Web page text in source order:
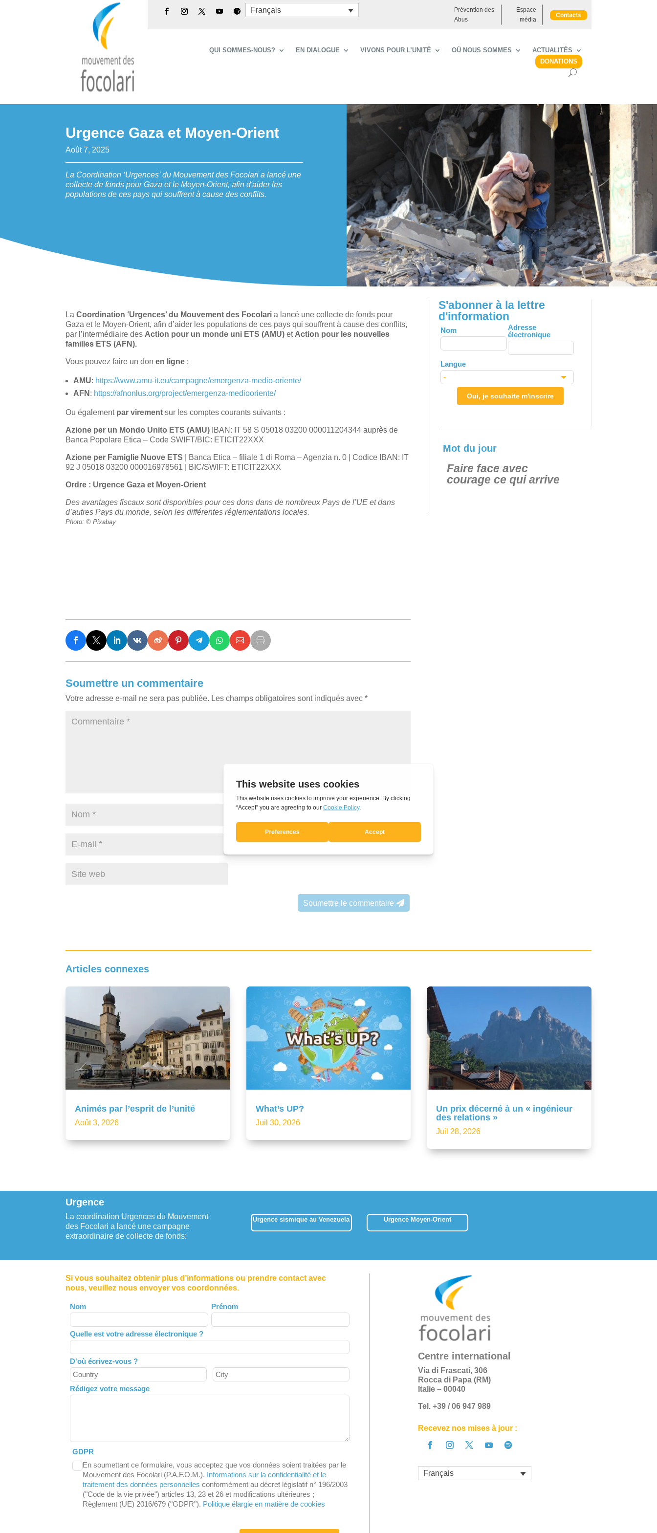
Français
Prévention des
Abus
Espace
média
Contacts
QUI SOMMES-NOUS? EN DIALOGUE VIVONS POUR L’UNITÉ OÙ NOUS SOMMES
ACTUALITÉS
DONATIONS
Urgence Gaza et Moyen-Orient
Août 7, 2025
La Coordination ‘Urgences’ du Mouvement des Focolari a lancé une
collecte de fonds pour Gaza et le Moyen-Orient, afin d'aider les
populations de ces pays qui souffrent à cause des conflits.
LaCoordination ‘Urgences’ du Mouvement des Focolaria lancé une collecte de fonds pour
Gaza et le Moyen-Orient, afin d’aider les populations de ces pays qui souffrent à cause des conflits,
par l’intermédiaire des Action pour un monde uni ETS (AMU) et Action pour les nouvelles
familles ETS (AFN).
Vous pouvez faire un donen ligne :
AMU: https://www.amu-it.eu/campagne/emergenza-medio-oriente/
AFN : https://afnonlus.org/project/emergenza-mediooriente/
Ou également par virement sur les comptes courants suivants :
Azione per un Mondo Unito ETS (AMU) IBAN: IT 58 S 05018 03200 000011204344 auprès de
Banca Popolare Etica – Code SWIFT/BIC: ETICIT22XXX
Azione per Famiglie Nuove ETS
| Banca Etica – filiale 1 di Roma – Agenzia n. 0 | Codice IBAN: IT
92 J 05018 03200 000016978561 | BIC/SWIFT: ETICIT22XXX
Ordre : Urgence Gaza et Moyen-Orient
Des avantages fiscaux sont disponibles pour ces dons dans de nombreux Pays de l’UE et dans
d’autres Pays du monde, selon les différentes réglementations locales.
Photo: © Pixabay
Soumettre un commentaire
Votre adresse e-mail ne sera pas publiée. Les champs obligatoires sont indiqués avec*
Soumettre le commentaire
S'abonner à la lettre
d'information
Leave
this
field
blank
Nom
Adresse
électronique
Langue
Oui, je souhaite m'inscrire
Mot du jour
Faire face avec
courage ce qui arrive
Articles connexes
Animés par l’esprit de l’unité
Août 3, 2026
What’s UP?
Juil 30, 2026
Un prix décerné à un « ingénieur
des relations »
Juil 28, 2026
Urgence
La coordination Urgences du Mouvement
des Focolari a lancé une campagne
extraordinaire de collecte de fonds:
Urgence sismique au Venezuela Urgence Moyen-Orient
Si vous souhaitez obtenir plus d’informations ou prendre contact avec
nous, veuillez nous envoyer vos coordonnées.
Leave
this
field
blank
Nom Prénom
Quelle est votre adresse électronique ?
D'où écrivez-vous ?
Rédigez votre message
GDPR
En soumettant ce formulaire, vous acceptez que vos données soient traitées par le
Mouvement des Focolari (P.A.F.O.M.). Informations sur la confidentialité et le
traitement des données personnelles conformément au décret législatif n° 196/2003
("Code de la vie privée") articles 13, 23 et 26 et modifications ultérieures ;
Règlement (UE) 2016/679 ("GDPR"). Politique élargie en matière de cookies
Centre international
Via di Frascati, 306
Rocca di Papa (RM)
Italie – 00040
Tel. +39 / 06 947 989
Recevez nos mises à jour :
Français